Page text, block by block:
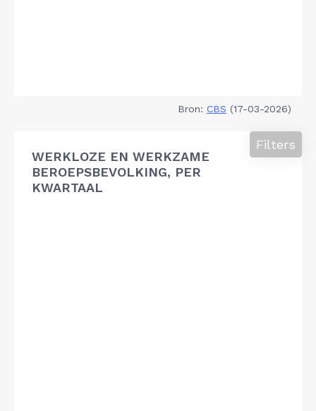
Bron: CBS (17-03-2026)
WERKLOZE EN WERKZAME
BEROEPSBEVOLKING, PER
KWARTAAL
Filters